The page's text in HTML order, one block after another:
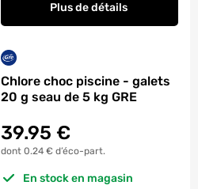
Plus de détails
Chlore choc piscine - galets
20 g seau de 5 kg GRE
39.95 €
dont 0.24 € d’éco-part.
En stock en magasin